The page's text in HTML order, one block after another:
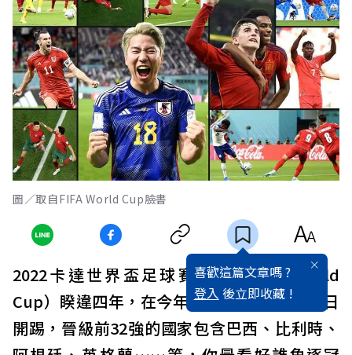
圖／取自FIFA World Cup臉書
喜歡這篇文章嗎 ?
登入 後立即收藏 !
2022卡達世界盃足球賽（2022 FIFA World
Cup）睽違四年，在今年11月21日～12月18日
開踢，晉級前32強的國家包含巴西、比利時、